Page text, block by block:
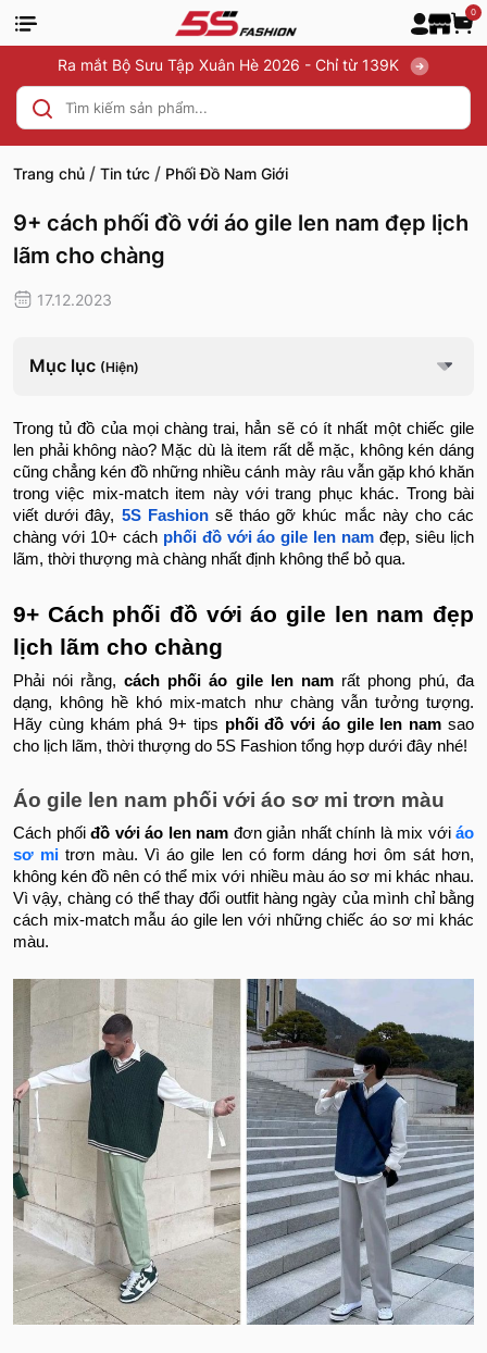
0
Ra mắt Bộ Sưu Tập Xuân Hè 2026 - Chỉ từ 139K
Trang chủ / Tin tức / Phối Đồ Nam Giới
9+ cách phối đồ với áo gile len nam đẹp lịch
lãm cho chàng
17.12.2023
Mục lục (Hiện)
Trong tủ đồ của mọi chàng trai, hẳn sẽ có ít nhất một chiếc gile
len phải không nào? Mặc dù là item rất dễ mặc, không kén dáng
cũng chẳng kén đồ những nhiều cánh mày râu vẫn gặp khó khăn
trong việc mix-match item này với trang phục khác. Trong bài
viết dưới đây, 5S Fashion sẽ tháo gỡ khúc mắc này cho các
chàng với 10+ cách phối đồ với áo gile len nam đẹp, siêu lịch
lãm, thời thượng mà chàng nhất định không thể bỏ qua.
9+ Cách phối đồ với áo gile len nam đẹp
lịch lãm cho chàng
Phải nói rằng, cách phối áo gile len namrất phong phú, đa
dạng, không hề khó mix-match như chàng vẫn tưởng tượng.
Hãy cùng khám phá 9+ tips phối đồ với áo gile len nam sao
cho lịch lãm, thời thượng do 5S Fashion tổng hợp dưới đây nhé!
Áo gile len nam phối với áo sơ mi trơn màu
Cách phối đồ với áo len nam đơn giản nhất chính là mix với áo
sơ mi trơn màu. Vì áo gile len có form dáng hơi ôm sát hơn,
không kén đồ nên có thể mix với nhiều màu áo sơ mi khác nhau.
Vì vậy, chàng có thể thay đổi outfit hàng ngày của mình chỉ bằng
cách mix-match mẫu áo gile len với những chiếc áo sơ mi khác
màu.